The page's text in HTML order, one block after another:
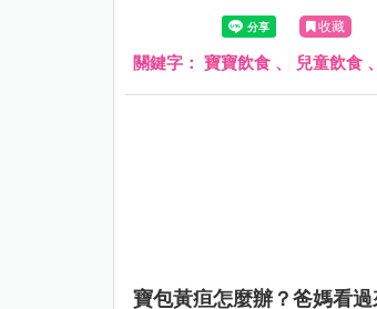
收藏
關鍵字： 寶寶飲食 、 兒童飲食 、
寶包黃疸怎麼辦？爸媽看